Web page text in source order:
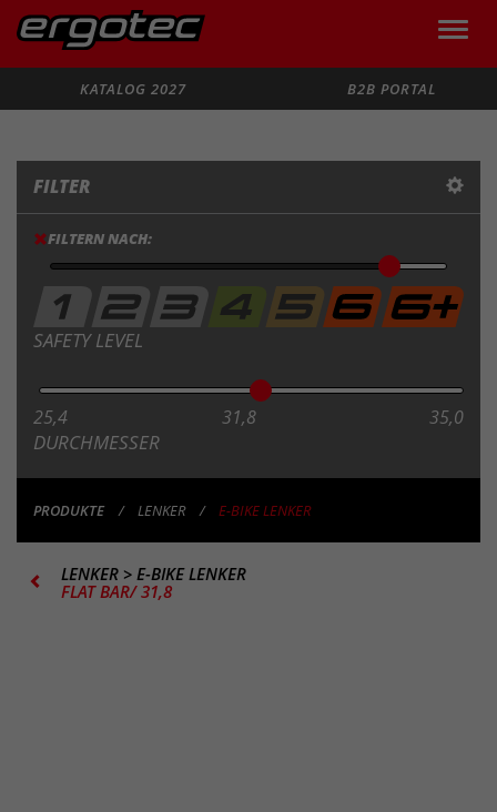
Toggle
KATALOG 2027
B2B PORTAL
FILTER
FILTERN NACH:
SAFETY LEVEL
25,4 31,8 35,0
DURCHMESSER
PRODUKTE LENKER E-BIKE LENKER
LENKER > E-BIKE LENKER
FLAT BAR/ 31,8